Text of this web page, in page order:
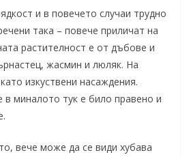
и в повечето случаи трудно
така – повече приличат на
растителност е от дъбове и
жасмин и люляк. На
изкуствени насаждения.
в миналото тук е било правено и
вече може да се види хубава